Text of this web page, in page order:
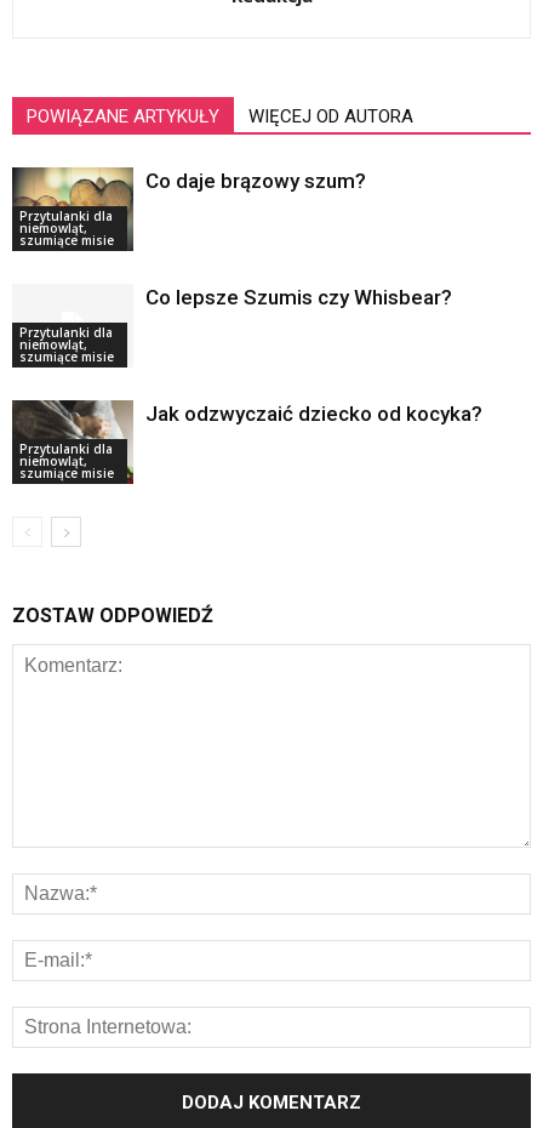
POWIĄZANE ARTYKUŁY WIĘCEJ OD AUTORA
Przytulanki dla
niemowląt,
szumiące misie
Co daje brązowy szum?
Przytulanki dla
niemowląt,
szumiące misie
Co lepsze Szumis czy Whisbear?
Przytulanki dla
niemowląt,
szumiące misie
Jak odzwyczaić dziecko od kocyka?
ZOSTAW ODPOWIEDŹ